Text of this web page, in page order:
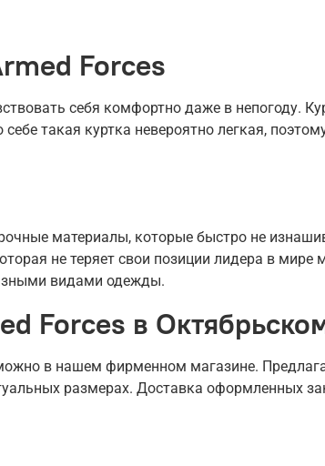
Forces
себя комфортно даже в непогоду.
такая куртка невероятно легкая,
материалы, которые быстро не
не теряет свои позиции лидера в
видами одежды.
Forces в
в нашем фирменном магазине.
размерах. Доставка оформленных